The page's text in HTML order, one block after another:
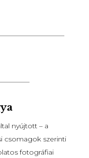
nyújtott – a
csomagok szerinti
fotográfiai